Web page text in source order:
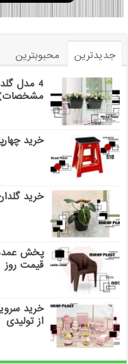
جدیدترین محبوبترین
4 مدل
خرید چهارپایه
خرید
قیمت روز
خرید
از تولیدی